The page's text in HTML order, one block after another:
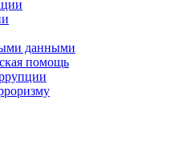
данными
помощь